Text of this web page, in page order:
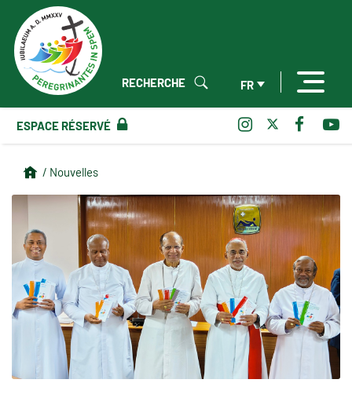
FR
RECHERCHE
ESPACE RÉSERVÉ
/ Nouvelles